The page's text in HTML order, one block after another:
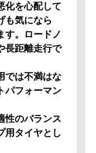
化を心配して
も気になら
す。ロードノ
長距離走行で
では不満はな
パフォーマン
性のバランス
用タイヤとし